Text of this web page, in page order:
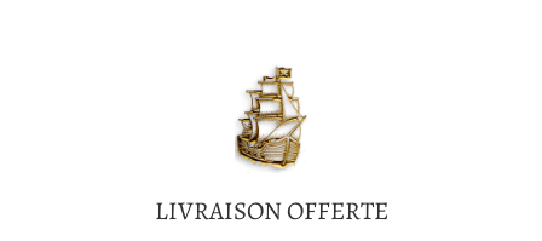
LIVRAISON OFFERTE